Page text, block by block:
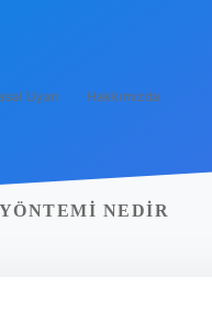
Uyarı Hakkımızda
NEDIR